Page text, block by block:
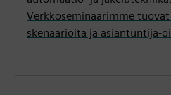
Verkkoseminaarimme
skenaarioita ja asiantuntija-